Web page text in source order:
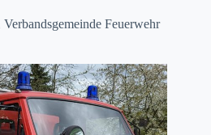
Verbandsgemeinde Feuerwehr